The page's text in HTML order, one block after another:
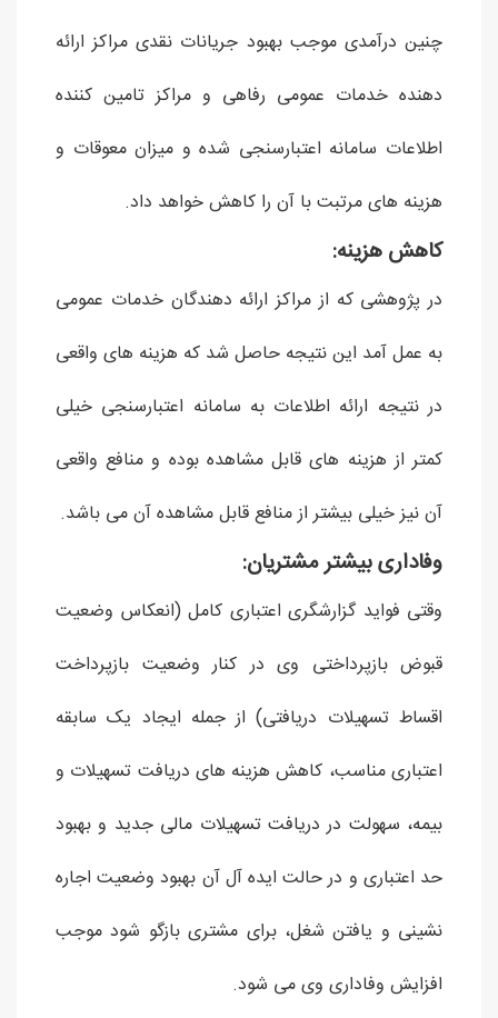
چنین درآمدی موجب بهبود جریانات نقدی مراکز ارائه
دهنده خدمات عمومی رفاهی و مراکز تامین کننده
اطلاعات سامانه اعتبارسنجی شده و میزان معوقات و
هزینه های مرتبت با آن را کاهش خواهد داد.
کاهش هزینه:
در پژوهشی که از مراکز ارائه دهندگان خدمات عمومی
به عمل آمد این نتیجه حاصل شد که هزینه های واقعی
در نتیجه ارائه اطلاعات به سامانه اعتبارسنجی خیلی
کمتر از هزینه های قابل مشاهده بوده و منافع واقعی
آن نیز خیلی بیشتر از منافع قابل مشاهده آن می باشد.
وفاداری بیشتر مشتریان:
وقتی فواید گزارشگری اعتباری کامل (انعکاس وضعیت
قبوض بازپرداختی وی در کنار وضعیت بازپرداخت
اقساط تسهیلات دریافتی) از جمله ایجاد یک سابقه
اعتباری مناسب، کاهش هزینه های دریافت تسهیلات و
بیمه، سهولت در دریافت تسهیلات مالی جدید و بهبود
حد اعتباری و در حالت ایده آل آن بهبود وضعیت اجاره
نشینی و یافتن شغل، برای مشتری بازگو شود موجب
افزایش وفاداری وی می شود.